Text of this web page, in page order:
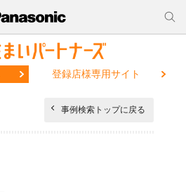
登録店様専用サイト
事例検索トップに戻る